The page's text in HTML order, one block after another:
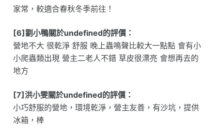
家常，較適合春秋冬季前往！
[6]劉小鴨關於undefined的評價：
營地不大 很乾淨 舒服 晚上蟲鳴聲比較大一點點 會有小
小爬蟲類出現 營主二老人不錯 草皮很漂亮 會想再去的
地方
[7]洪小雯關於undefined的評價：
小巧舒服的營地，環境乾淨，營主友善，有沙坑，提供
冰箱，棒